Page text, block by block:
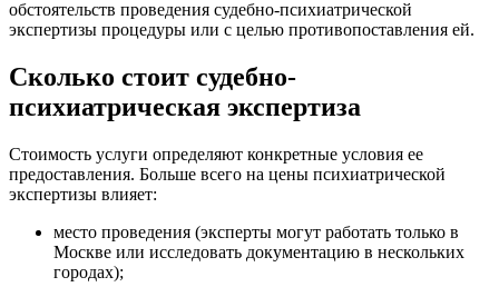
обстоятельств проведения судебно-психиатрической
экспертизы процедуры или с целью противопоставления ей.
Сколько стоит судебно-
психиатрическая экспертиза
Стоимость услуги определяют конкретные условия ее
предоставления. Больше всего на цены психиатрической
экспертизы влияет:
место проведения (эксперты могут работать только в
Москве или исследовать документацию в нескольких
городах);